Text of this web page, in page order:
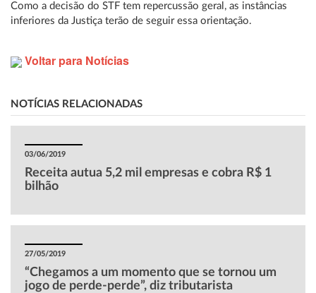
Como a decisão do STF tem repercussão geral, as instâncias
inferiores da Justiça terão de seguir essa orientação.
Voltar para Notícias
NOTÍCIAS RELACIONADAS
03/06/2019
Receita autua 5,2 mil empresas e cobra R$ 1
bilhão
27/05/2019
“Chegamos a um momento que se tornou um
jogo de perde-perde”, diz tributarista